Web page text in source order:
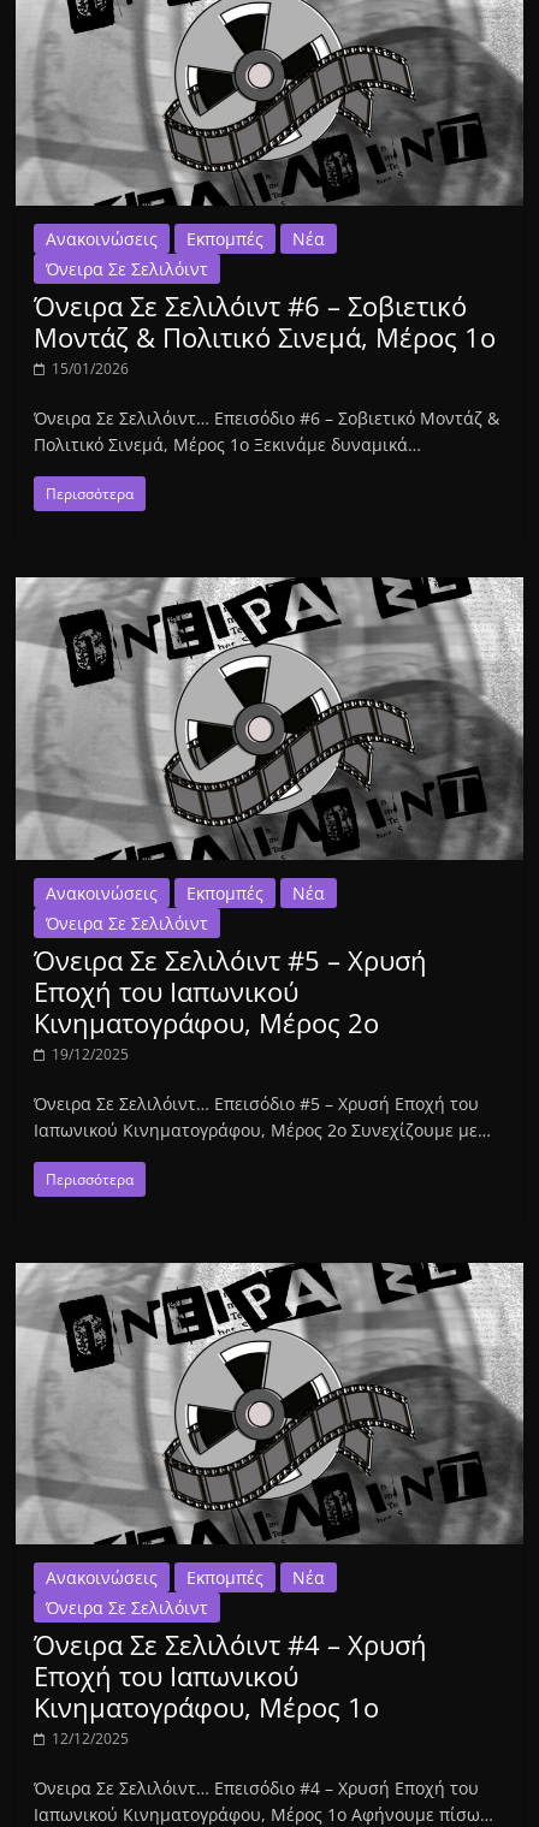
Ανακοινώσεις Εκπομπές
Νέα
Όνειρα Σε Σελιλόιντ
Όνειρα Σε Σελιλόιντ #6 – Σοβιετικό
Μοντάζ & Πολιτικό Σινεμά, Μέρος 1ο
15/01/2026
Όνειρα Σε Σελιλόιντ… Επεισόδιο #6 – Σοβιετικό Μοντάζ &
Πολιτικό Σινεμά, Μέρος 1ο Ξεκινάμε δυναμικά…
Περισσότερα
Ανακοινώσεις Εκπομπές
Νέα
Όνειρα Σε Σελιλόιντ
Όνειρα Σε Σελιλόιντ #5 – Χρυσή
Εποχή του Ιαπωνικού
Κινηματογράφου, Μέρος 2ο
19/12/2025
Όνειρα Σε Σελιλόιντ… Επεισόδιο #5 – Χρυσή Εποχή του
Ιαπωνικού Κινηματογράφου, Μέρος 2ο Συνεχίζουμε με…
Περισσότερα
Ανακοινώσεις Εκπομπές
Νέα
Όνειρα Σε Σελιλόιντ
Όνειρα Σε Σελιλόιντ #4 – Χρυσή
Εποχή του Ιαπωνικού
Κινηματογράφου, Μέρος 1ο
12/12/2025
Όνειρα Σε Σελιλόιντ… Επεισόδιο #4 – Χρυσή Εποχή του
Ιαπωνικού Κινηματογράφου, Μέρος 1ο Αφήνουμε πίσω…